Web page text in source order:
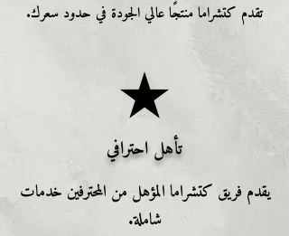
تقدم كتشراما منتجًا عالي الجودة في حدود سعرك.
تأهل احترافي
يقدم فريق كتشراما المؤهل من المحترفين خدمات
شاملة.